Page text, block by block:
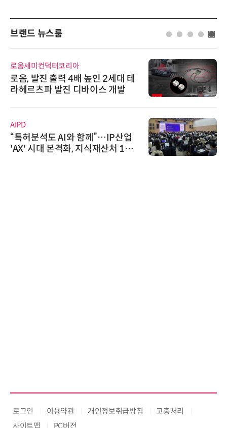
브랜드 뉴스룸
리아
4배 높인 2세대 테
진 디바이스 개발
와 함께”…IP산업
화, 지식재산처 1호
씨앤에프시스템
씨앤에프시스
공 ERP·DX 사
에이블스토어
시놀로지, SK
상 보안 카메라
트너십 체결
로그인 이용약관 개인정보취급방침
고충처리
사이트맵
PC버전